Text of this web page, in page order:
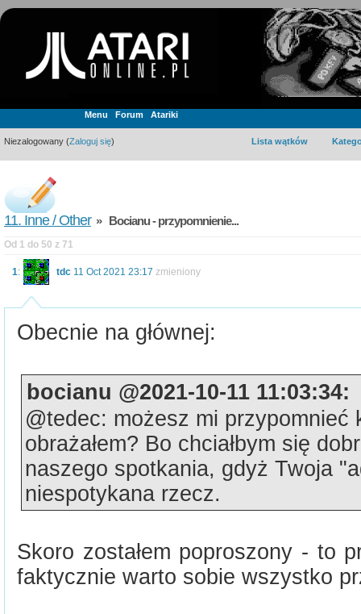
Menu Forum Atariki
Niezalogowany (Zaloguj się) Lista wątków
11. Inne / Other» Bocianu - przypomnienie...
Od 1 do 50 z 71
1: tdc 11 Oct 2021 23:17 zmieniony
Obecnie na głównej:
bocianu @2021-10-11 11:03:34:
@tedec: możesz mi przypomnieć
obrażałem? Bo chciałbym się
naszego spotkania, gdyż Twoja
niespotykana rzecz.
Skoro zostałem poproszony - to
faktycznie warto sobie wszystko